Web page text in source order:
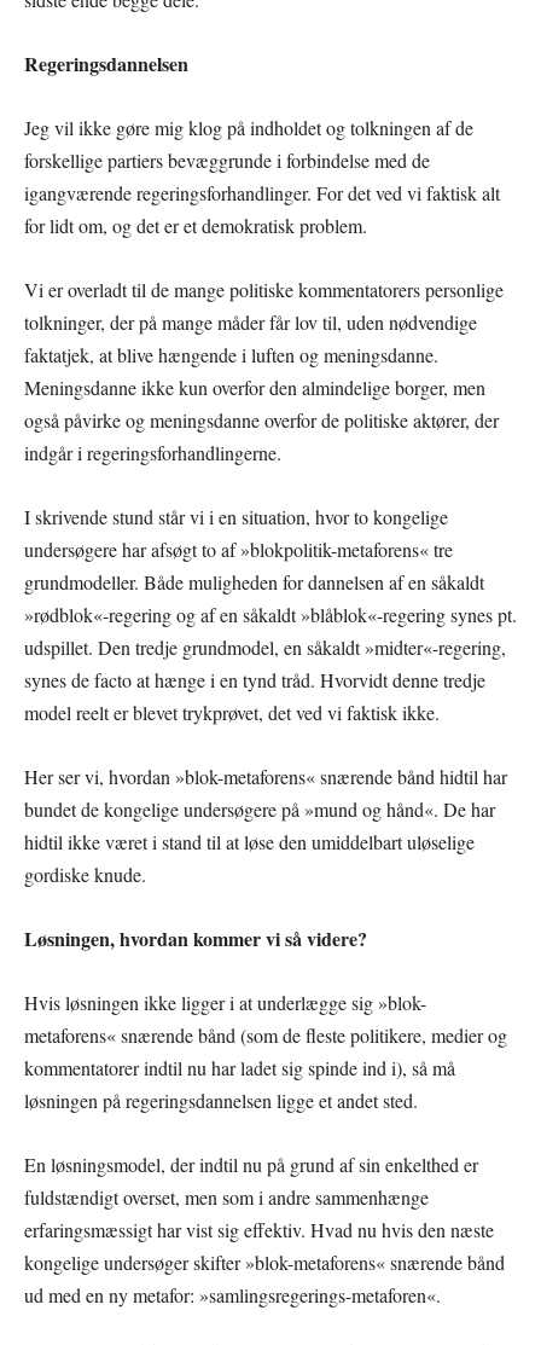
Regeringsdannelsen
Jeg vil ikke gøre mig klog på indholdet og tolkningen af de
forskellige partiers bevæggrunde i forbindelse med de
igangværende regeringsforhandlinger. For det ved vi faktisk alt
for lidt om, og det er et demokratisk problem.
Vi er overladt til de mange politiske kommentatorers personlige
tolkninger, der på mange måder får lov til, uden nødvendige
faktatjek, at blive hængende i luften og meningsdanne.
Meningsdanne ikke kun overfor den almindelige borger, men
også påvirke og meningsdanne overfor de politiske aktører, der
indgår i regeringsforhandlingerne.
I skrivende stund står vi i en situation, hvor to kongelige
undersøgere har afsøgt to af »blokpolitik-metaforens« tre
grundmodeller. Både muligheden for dannelsen af en såkaldt
»rødblok«-regering og af en såkaldt »blåblok«-regering synes pt.
udspillet. Den tredje grundmodel, en såkaldt »midter«-regering,
synes de facto at hænge i en tynd tråd. Hvorvidt denne tredje
model reelt er blevet trykprøvet, det ved vi faktisk ikke.
Her ser vi, hvordan »blok-metaforens« snærende bånd hidtil har
bundet de kongelige undersøgere på »mund og hånd«. De har
hidtil ikke været i stand til at løse den umiddelbart uløselige
gordiske knude.
Løsningen, hvordan kommer vi så videre?
Hvis løsningen ikke ligger i at underlægge sig »blok-
metaforens« snærende bånd (som de fleste politikere, medier og
kommentatorer indtil nu har ladet sig spinde ind i), så må
løsningen på regeringsdannelsen ligge et andet sted.
En løsningsmodel, der indtil nu på grund af sin enkelthed er
fuldstændigt overset, men som i andre sammenhænge
erfaringsmæssigt har vist sig effektiv. Hvad nu hvis den næste
kongelige undersøger skifter »blok-metaforens« snærende bånd
ud med en ny metafor: »samlingsregerings-metaforen«.